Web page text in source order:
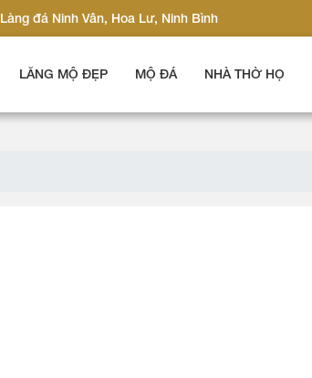
Làng đá Ninh Vân, Hoa Lư, Ninh Bình
LĂNG MỘ ĐẸP MỘ ĐÁ NHÀ THỜ HỌ